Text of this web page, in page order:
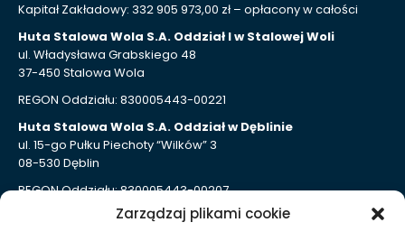
Zarządzaj plikami cookie
Kapitał Zakładowy: 332 905 973,00 zł – opłacony w całości
Huta Stalowa Wola S.A. Oddział I w Stalowej Woli
ul. Władysława Grabskiego 48
37-450 Stalowa Wola
REGON Oddziału: 830005443-00221
Huta Stalowa Wola S.A. Oddział w Dęblinie
ul. 15-go Pułku Piechoty “Wilków” 3
08-530 Dęblin
REGON Oddziału: 830005443-00207
Huta Stalowa Wola S.A. Oddział Autosan w Sanoku